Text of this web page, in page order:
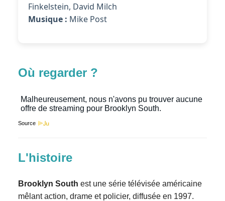
Finkelstein, David Milch
Musique : Mike Post
Où regarder ?
Source
L'histoire
Brooklyn South est une série télévisée américaine
mêlant action, drame et policier, diffusée en 1997.